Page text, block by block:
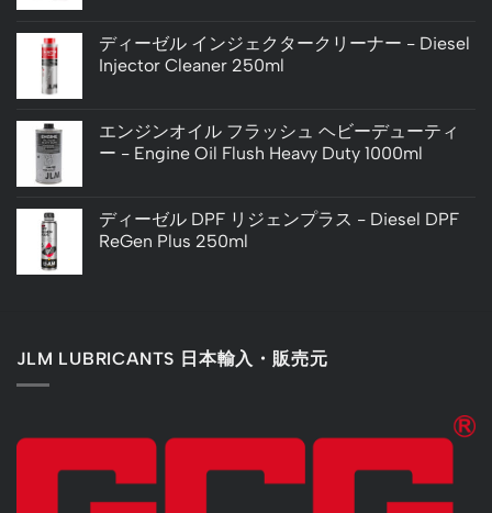
ディーゼル インジェクタークリーナー - Diesel
Injector Cleaner 250ml
エンジンオイル フラッシュ ヘビーデューティ
ー - Engine Oil Flush Heavy Duty 1000ml
ディーゼル DPF リジェンプラス - Diesel DPF
ReGen Plus 250ml
JLM LUBRICANTS 日本輸入・販売元